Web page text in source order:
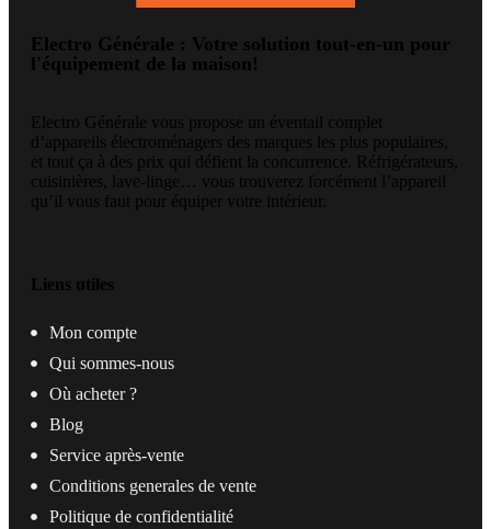
Electro Générale : Votre solution tout-en-un pour
l'équipement de la maison!
Electro Générale vous propose un éventail complet
d’appareils électroménagers des marques les plus populaires,
et tout ça à des prix qui défient la concurrence. Réfrigérateurs,
cuisinières, lave-linge… vous trouverez forcément l’appareil
qu’il vous faut pour équiper votre intérieur.
Liens utiles
Mon compte
Qui sommes-nous
Où acheter ?
Blog
Service après-vente
Conditions generales de vente
Politique de confidentialité